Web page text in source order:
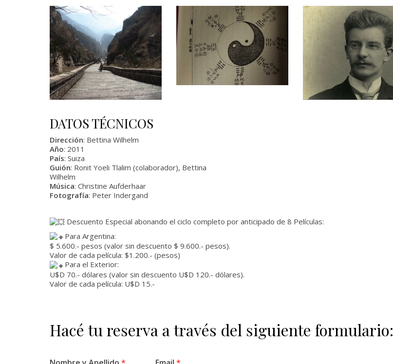
DATOS TÉCNICOS
Dirección: Bettina Wilhelm
Año: 2011
País: Suiza
Guión: Ronit Yoeli Tlalim (colaborador), Bettina
Wilhelm
Música: Christine Aufderhaar
Fotografía: Peter Indergand
Descuento Especial abonando el ciclo completo por anticipado de 8 Películas:
Para Argentina:
$ 5.600.- pesos (valor sin descuento $ 9.600.- pesos).
Valor de cada película: $1.200.- (pesos)
Para el Exterior:
U$D 70.- dólares (valor sin descuento U$D 120.- dólares).
Valor de cada película: U$D 15.-
Hacé tu reserva a través del siguiente formulario: